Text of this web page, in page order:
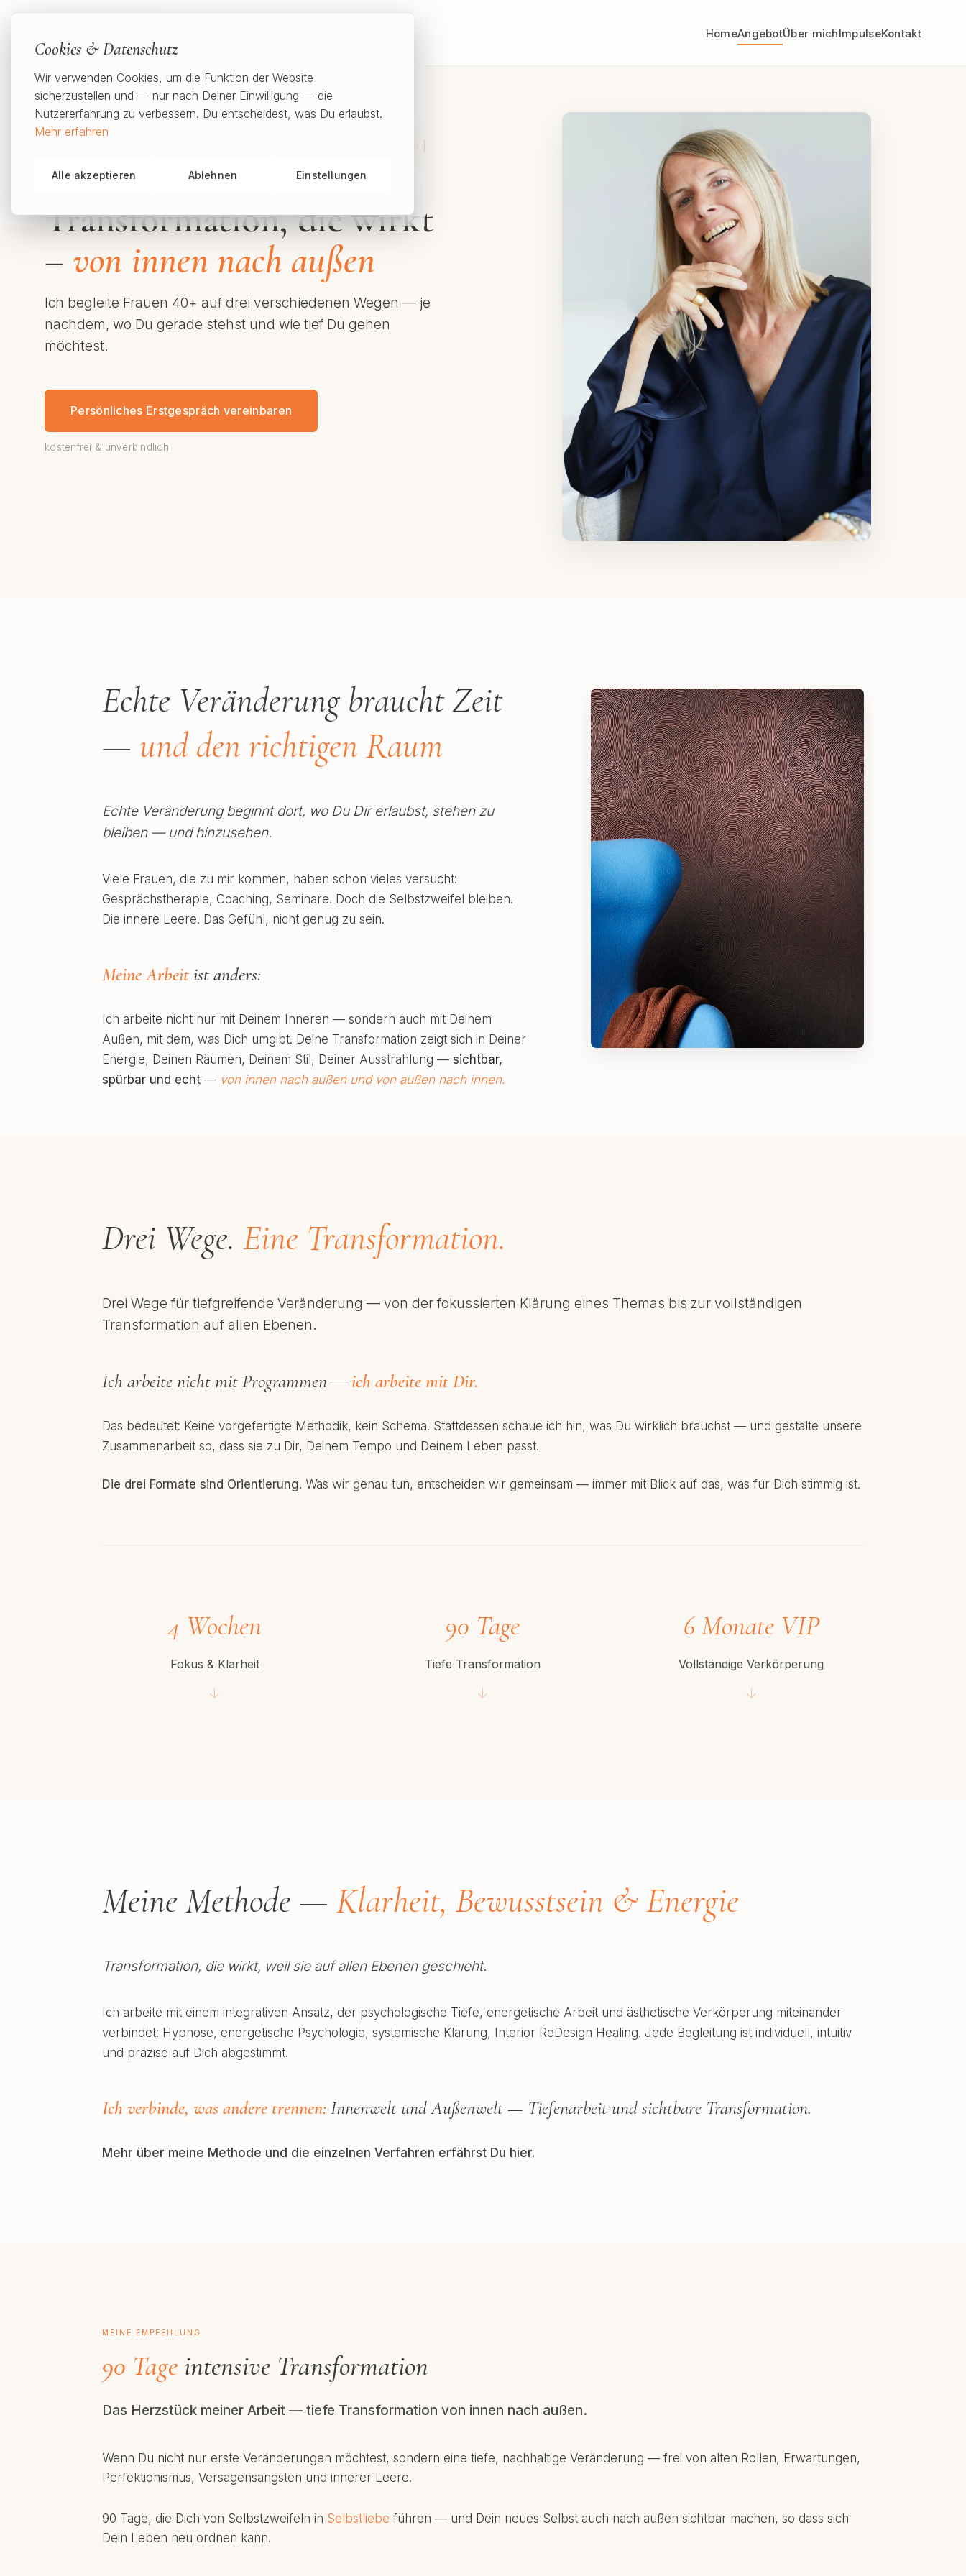
HomeAngebotÜber michImpulseKontakt
MEIN ANGEBOT
Transformation, die wirkt
– von innen nach außen
Ich begleite Frauen 40+ auf drei verschiedenen Wegen — je
nachdem, wo Du gerade stehst und wie tief Du gehen
möchtest.
Persönliches Erstgespräch vereinbaren
kostenfrei & unverbindlich
Echte Veränderung braucht Zeit
— und den richtigen Raum
Echte Veränderung beginnt dort, wo Du Dir erlaubst, stehen zu
bleiben — und hinzusehen.
Viele Frauen, die zu mir kommen, haben schon vieles versucht:
Gesprächstherapie, Coaching, Seminare. Doch die Selbstzweifel bleiben.
Die innere Leere. Das Gefühl, nicht genug zu sein.
Meine Arbeit ist anders:
Ich arbeite nicht nur mit Deinem Inneren — sondern auch mit Deinem
Außen, mit dem, was Dich umgibt. Deine Transformation zeigt sich in Deiner
Energie, Deinen Räumen, Deinem Stil, Deiner Ausstrahlung — sichtbar,
spürbar und echt — von innen nach außen und von außen nach innen.
Drei Wege. Eine Transformation.
Drei Wege für tiefgreifende Veränderung — von der fokussierten Klärung eines Themas bis zur vollständigen
Transformation auf allen Ebenen.
Ich arbeite nicht mit Programmen — ich arbeite mit Dir.
Das bedeutet: Keine vorgefertigte Methodik, kein Schema. Stattdessen schaue ich hin, was Du wirklich brauchst — und gestalte unsere
Zusammenarbeit so, dass sie zu Dir, Deinem Tempo und Deinem Leben passt.
Die drei Formate sind Orientierung. Was wir genau tun, entscheiden wir gemeinsam — immer mit Blick auf das, was für Dich stimmig ist.
4 Wochen
Fokus & Klarheit
↓
90 Tage
Tiefe Transformation
↓
6 Monate VIP
Vollständige Verkörperung
↓
Meine Methode — Klarheit, Bewusstsein & Energie
Transformation, die wirkt, weil sie auf allen Ebenen geschieht.
Ich arbeite mit einem integrativen Ansatz, der psychologische Tiefe, energetische Arbeit und ästhetische Verkörperung miteinander
verbindet: Hypnose, energetische Psychologie, systemische Klärung, Interior ReDesign Healing. Jede Begleitung ist individuell, intuitiv
und präzise auf Dich abgestimmt.
Ich verbinde, was andere trennen:Innenwelt und Außenwelt — Tiefenarbeit und sichtbare Transformation.
Mehr über meine Methode und die einzelnen Verfahren erfährst Du hier.
MEINE EMPFEHLUNG
90 Tage intensive Transformation
Das Herzstück meiner Arbeit — tiefe Transformation von innen nach außen.
Wenn Du nicht nur erste Veränderungen möchtest, sondern eine tiefe, nachhaltige Veränderung — frei von alten Rollen, Erwartungen,
Perfektionismus, Versagensängsten und innerer Leere.
90 Tage, die Dich von Selbstzweifeln in Selbstliebe führen — und Dein neues Selbst auch nach außen sichtbar machen, so dass sich
Dein Leben neu ordnen kann.
Cookies & Datenschutz
Wir verwenden Cookies, um die Funktion der Website
sicherzustellen und — nur nach Deiner Einwilligung — die
Nutzererfahrung zu verbessern. Du entscheidest, was Du erlaubst.
Mehr erfahren
Alle akzeptieren Ablehnen Einstellungen